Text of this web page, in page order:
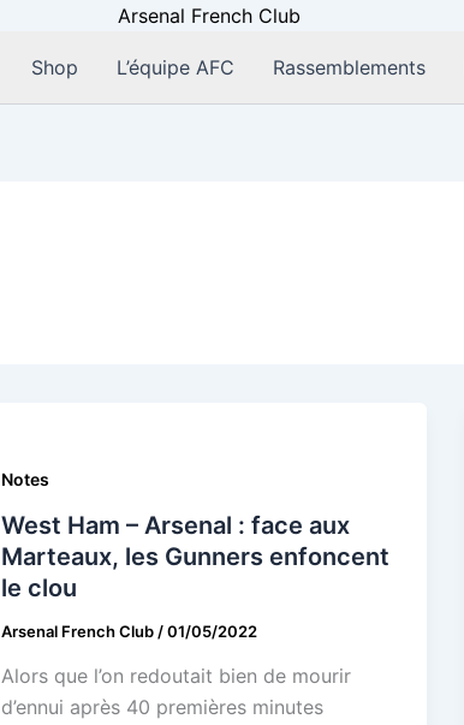
Shop L’équipe AFC Rassemblements
Notes
West Ham – Arsenal : face aux
Marteaux, les Gunners enfoncent
le clou
Arsenal French Club /01/05/2022
Alors que l’on redoutait bien de mourir
d’ennui après 40 premières minutes